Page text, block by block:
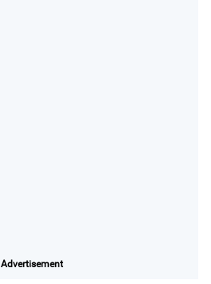
Advertisement